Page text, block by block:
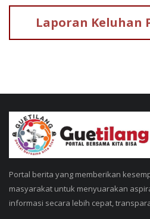
Laporan Keluhan
Portal berita yang memberikan
masyarakat untuk menyuarakan
informasi secara lebih cepat,